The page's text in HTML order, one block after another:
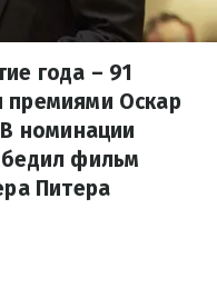
года – 91
премиями Оскар
номинации
фильм
Питера